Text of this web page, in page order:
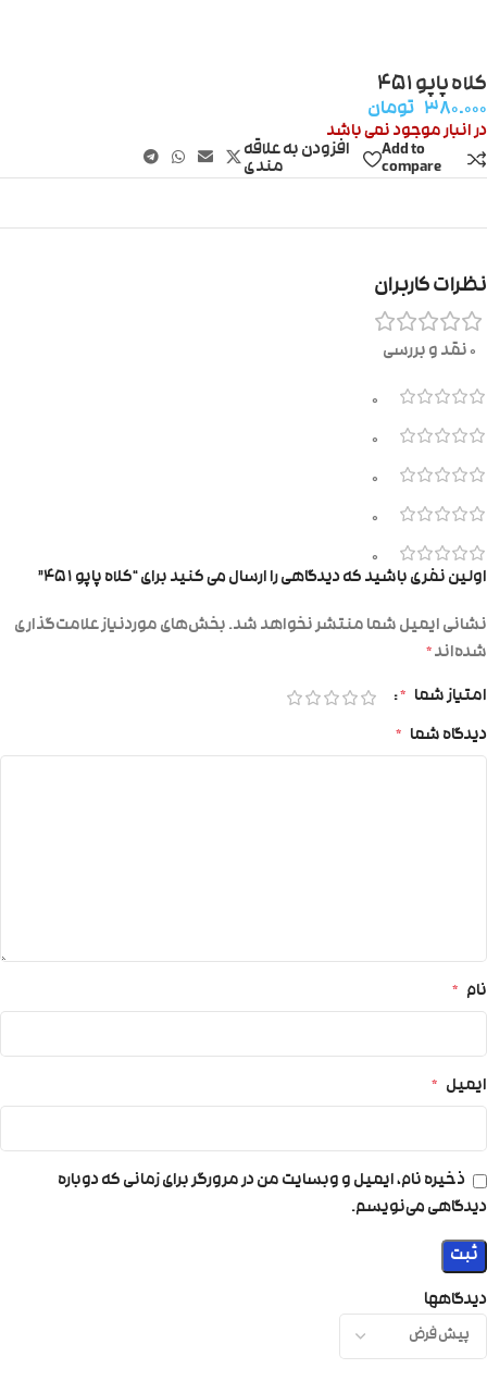
کلاه پاپو ۴۵۱
۳۸۰.۰۰۰ تومان
در انبار موجود نمی باشد
Add to
compare
افزودن به علاقه
مندی
نظرات کاربران
0 نقد و بررسی
0
0
0
0
0
دیدگاهها
اولین نفری باشید که دیدگاهی را ارسال می کنید برای “کلاه پاپو ۴۵۱”
نشانی ایمیل شما منتشر نخواهد شد.بخش‌های موردنیاز علامت‌گذاری
شده‌اند*
امتیاز شما *
دیدگاه شما *
نام *
ایمیل *
ذخیره نام، ایمیل و وبسایت من در مرورگر برای زمانی که دوباره
دیدگاهی می‌نویسم.